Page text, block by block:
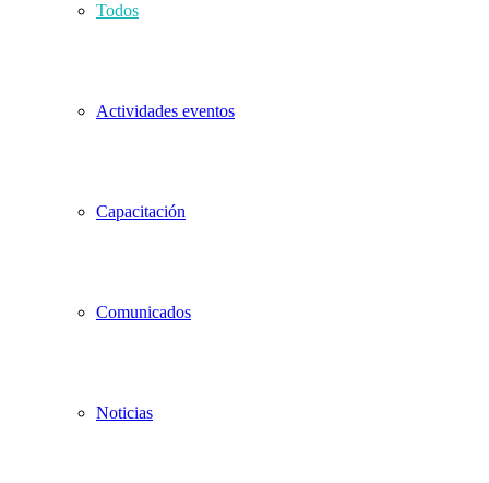
Todos
Actividades eventos
Capacitación
Comunicados
Noticias